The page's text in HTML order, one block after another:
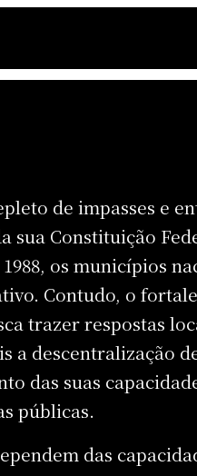
de impasses e
sua Constituição
os municípios
Contudo, o
trazer respostas
a descentralização
das suas
públicas.
das